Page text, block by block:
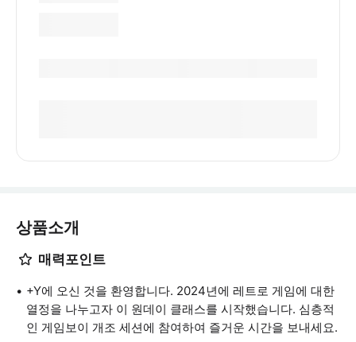
상품소개
매력포인트
+Y에 오신 것을 환영합니다. 2024년에 레트로 게임에 대한
열정을 나누고자 이 원데이 클래스를 시작했습니다. 심층적
인 게임보이 개조 세션에 참여하여 즐거운 시간을 보내세요.